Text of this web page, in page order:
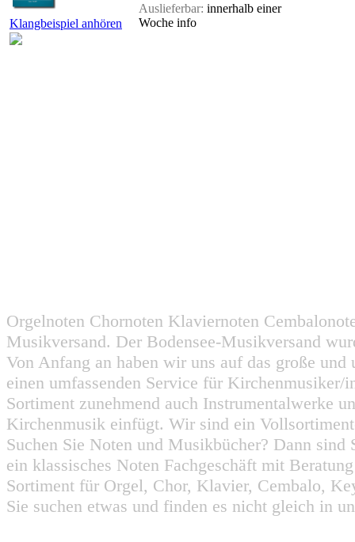
Klangbeispiel anhören
Auslieferbar: innerhalb einer
Woche info
Orgelnoten Chornoten Klaviernoten
Musikversand. Der Bodensee-Musikversand
Von Anfang an haben wir uns auf das große
einen umfassenden Service für
Sortiment zunehmend auch Instrumentalwerke
Kirchenmusik einfügt. Wir sind ein
Suchen Sie Noten und Musikbücher? Dann
ein klassisches Noten Fachgeschäft mit
Sortiment für Orgel, Chor, Klavier, Cembalo,
Sie suchen etwas und finden es nicht gleich in